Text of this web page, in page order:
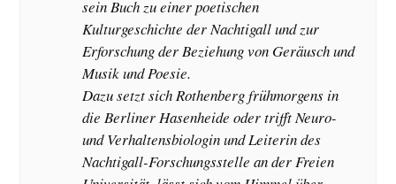
sein Buch zu einer poetischen
Kulturgeschichte der Nachtigall und zur
Erforschung der Beziehung von Geräusch und
Musik und Poesie.
Dazu setzt sich Rothenberg frühmorgens in
die Berliner Hasenheide oder trifft Neuro-
und Verhaltensbiologin und Leiterin des
Nachtigall-Forschungsstelle an der Freien